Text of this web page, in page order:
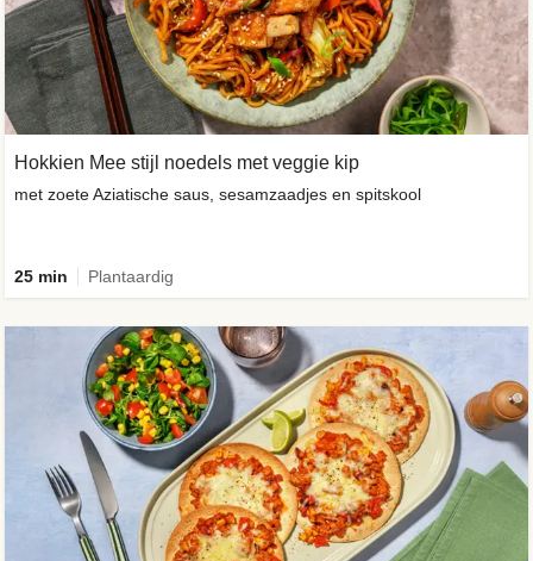
Hokkien Mee stijl noedels met veggie kip
met zoete Aziatische saus, sesamzaadjes en spitskool
25 min Plantaardig